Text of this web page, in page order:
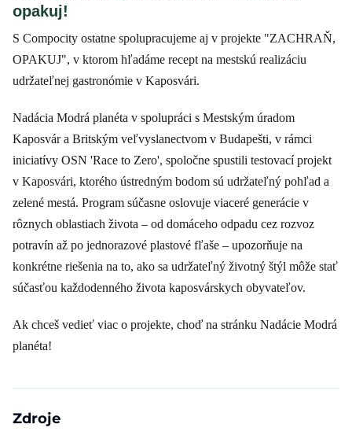
opakuj!
S Compocity ostatne spolupracujeme aj v projekte "ZACHRAŇ,
OPAKUJ", v ktorom hľadáme recept na mestskú realizáciu
udržateľnej gastronómie v Kaposvári.
Nadácia Modrá planéta v spolupráci s Mestským úradom
Kaposvár a Britským veľvyslanectvom v Budapešti, v rámci
iniciatívy OSN 'Race to Zero', spoločne spustili testovací projekt
v Kaposvári, ktorého ústredným bodom sú udržateľný pohľad a
zelené mestá. Program súčasne oslovuje viaceré generácie v
rôznych oblastiach života – od domáceho odpadu cez rozvoz
potravín až po jednorazové plastové fľaše – upozorňuje na
konkrétne riešenia na to, ako sa udržateľný životný štýl môže stať
súčasťou každodenného života kaposvárskych obyvateľov.
Ak chceš vedieť viac o projekte, choď na stránku Nadácie Modrá
planéta!
Zdroje